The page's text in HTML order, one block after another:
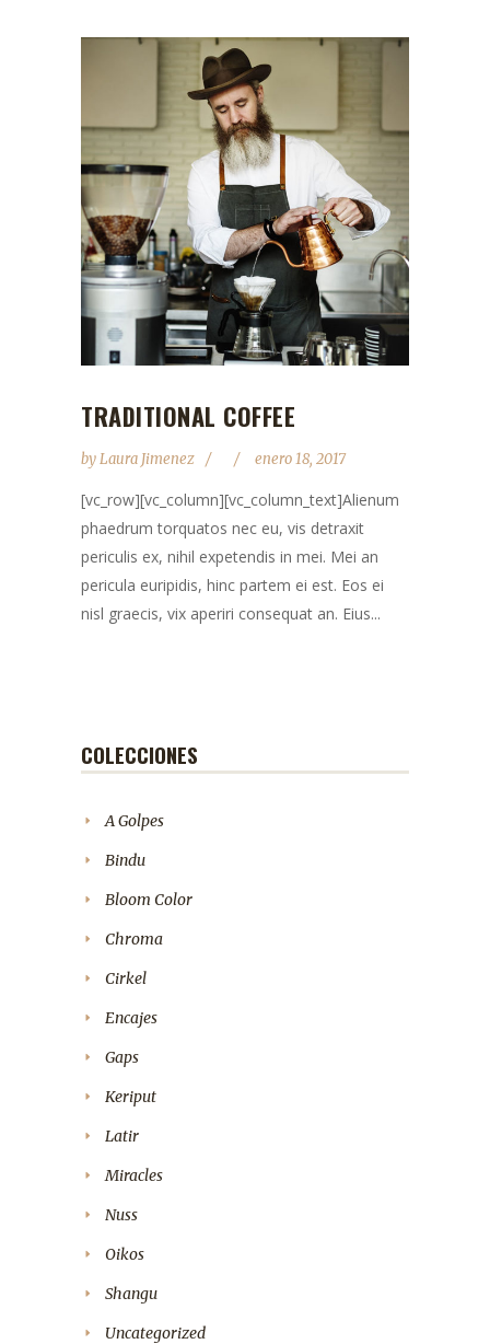
TRADITIONAL COFFEE
byLaura Jimenez enero 18, 2017
[vc_row][vc_column][vc_column_text]Alienum
phaedrum torquatos nec eu, vis detraxit
periculis ex, nihil expetendis in mei. Mei an
pericula euripidis, hinc partem ei est. Eos ei
nisl graecis, vix aperiri consequat an. Eius...
COLECCIONES
A Golpes
Bindu
Bloom Color
Chroma
Cirkel
Encajes
Gaps
Keriput
Latir
Miracles
Nuss
Oikos
Shangu
Uncategorized